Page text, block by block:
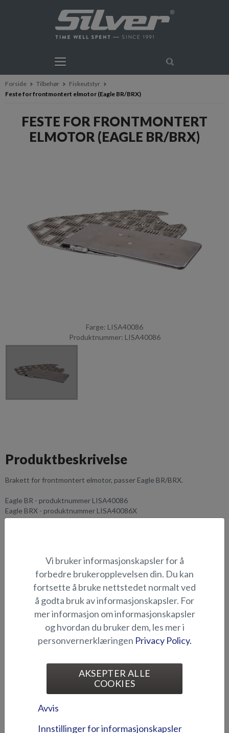
Forside Tilbehør
Fiskeutstyr
Feste for frontmontert elmotor (Eagle BR/BRX)
FESTE FOR FRONTMONTERT
ELMOTOR (EAGLE BR/BRX)
Farge: LISA40086
Produktnummer: LISA40086
Produktbeskrivelse
Brakett for frontmontert elmotor, passer Eagle BR/BRX.
Eagle BR - produktnummer LISA40086
Eagle BRX - produktnummer LISA40086X
GALLERI
FISKEUTSTYR
Dypriggfeste, hjørnefeste
Vi bruker informasjonskapsler for å
forbedre brukeropplevelsen din. Du kan
fortsette å bruke nettstedet normalt ved
å godta bruk av informasjonskapsler. For
mer informasjon om informasjonskapsler
og hvordan du bruker dem, les mer i
personvernerklæringen Privacy Policy.
AKSEPTER ALLE
COOKIES
Avvis
Innstillinger for informasjonskapsler